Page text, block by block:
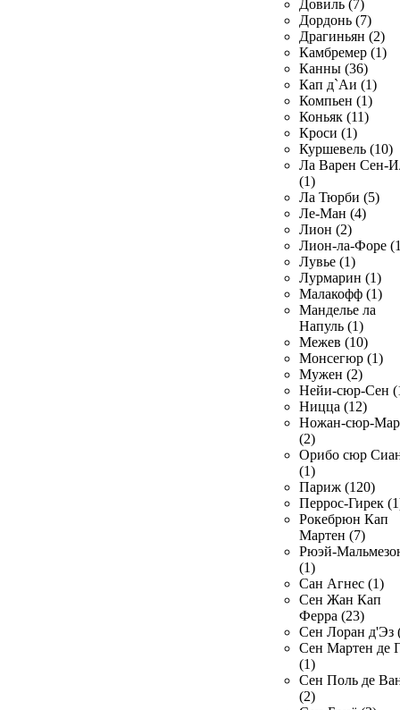
Довиль (7)
Дордонь (7)
Драгиньян (2)
Камбремер (1)
Канны (36)
Кап д`Аи (1)
Компьен (1)
Коньяк (11)
Кроси (1)
Куршевель (10)
Ла Варен Сен-
(1)
Ла Тюрби (5)
Ле-Ман (4)
Лион (2)
Лион-ла-Форе
Лувье (1)
Лурмарин (1)
Малакофф (1)
Манделье ла
Напуль (1)
Межев (10)
Монсегюр (1)
Мужен (2)
Нейи-сюр-Сен
Ницца (12)
Ножан-сюр-
(2)
Орибо сюр
(1)
Париж (120)
Перрос-Гирек
Рокебрюн Кап
Мартен (7)
Рюэй-
(1)
Сан Агнес (1)
Сен Жан Кап
Ферра (23)
Сен Лоран д'Эз
Сен Мартен де
(1)
Сен Поль де
(2)